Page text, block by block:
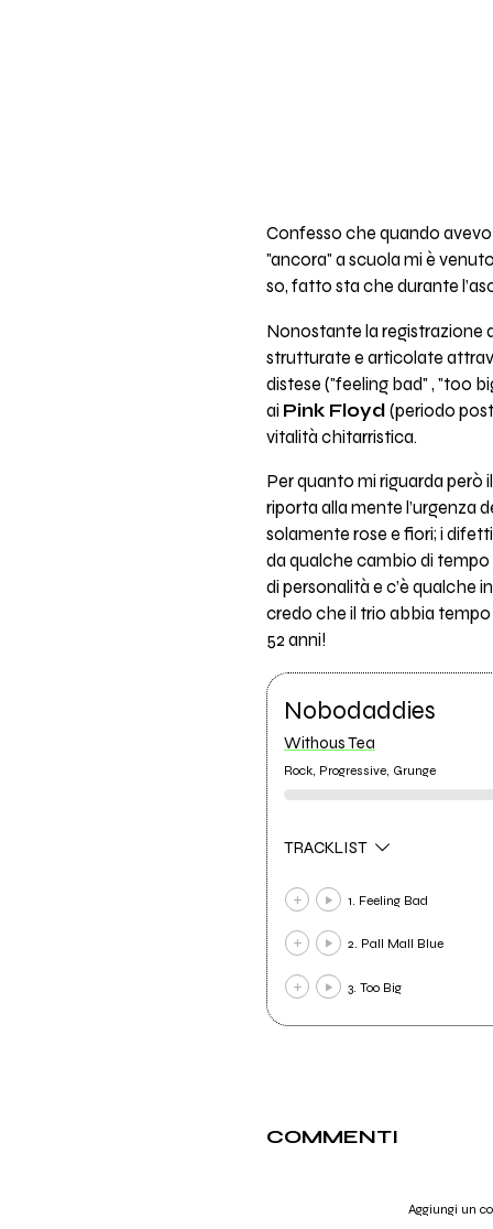
Confesso che quando
"ancora" a scuola mi è
so, fatto sta che durante
Nonostante la registrazione
strutturate e articolate
distese ("feeling bad" , "too
ai Pink Floyd (periodo
vitalità chitarristica.
Per quanto mi riguarda
riporta alla mente l’urgenza
solamente rose e fiori; i
da qualche cambio di tempo
di personalità e c’è qualche
credo che il trio abbia
52 anni!
Nobodaddies
Withous Tea
Rock, Progressive, Grunge
TRACKLIST
1. Feeling Bad
2. Pall Mall Blue
3. Too Big
COMMENTI
Aggiungi un